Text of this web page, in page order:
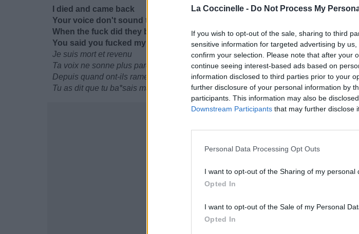
La Coccinelle - Do Not Process My
If you wish to opt-out of the sale, sharing to third
sensitive information for targeted advertising by
confirm your selection. Please note that after your
continue seeing interest-based ads based on
information disclosed to third parties prior to your
further disclosure of your personal information by
participants. This information may also be
Downstream Participants that may further disclose
Personal Data Processing Opt Outs
I want to opt-out of the Sharing of my personal
Opted In
I want to opt-out of the Sale of my Personal
Opted In
I died and came back
Your voice don't sound the same, get your range back
When the fuck did they bring these lames back? (Lame)
You said you fucked my bitch (I fucked your bitch too, woah)
Je suis mort et revenu
Ta voix ne sonne plus pareil, retrouve ta tessiture
Depuis quand ont-ils ramené ces tocards ? (Tocard)
Tu as dit que tu ba*sais ma meuf (J'ai ba*sé ta meuf aussi, waouh)